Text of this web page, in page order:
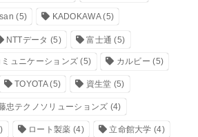
(5) KADOKAWA(5)
NTTデータ (5) 富士通 (5)
ュニケーションズ (5) カルビー (5)
TOYOTA(5) 資生堂 (5)
忠テクノソリューションズ (4)
ロート製薬 (4) 立命館大学 (4)